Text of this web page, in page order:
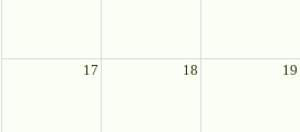
17 18 19